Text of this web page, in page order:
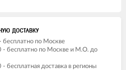
ДОСТАВКУ
бесплатно по Москве
- бесплатно по Москве и М.О. до
- бесплатная доставка в регионы